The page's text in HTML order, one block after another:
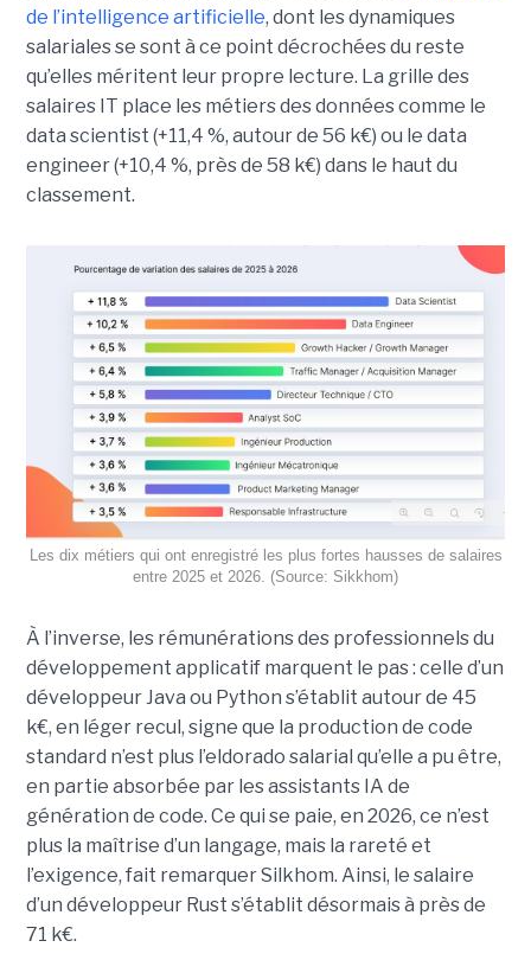
de l’intelligence artificielle, dont les dynamiques
salariales se sont à ce point décrochées du reste
qu’elles méritent leur propre lecture. La grille des
salaires IT place les métiers des données comme le
data scientist (+11,4 %, autour de 56 k€) ou le data
engineer (+10,4 %, près de 58 k€) dans le haut du
classement.
Les dix métiers qui ont enregistré les plus fortes hausses de salaires
entre 2025 et 2026. (Source: Sikkhom)
À l’inverse, les rémunérations des professionnels du
développement applicatif marquent le pas : celle d’un
développeur Java ou Python s’établit autour de 45
k€, en léger recul, signe que la production de code
standard n’est plus l’eldorado salarial qu’elle a pu être,
en partie absorbée par les assistants IA de
génération de code. Ce qui se paie, en 2026, ce n’est
plus la maîtrise d’un langage, mais la rareté et
l’exigence, fait remarquer Silkhom. Ainsi, le salaire
d’un développeur Rust s’établit désormais à près de
71 k€.